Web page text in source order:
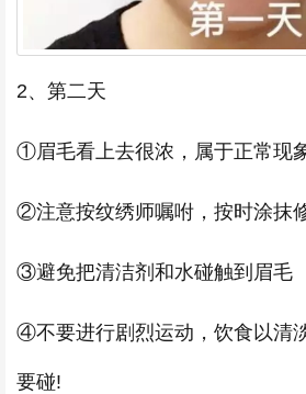
2、第二天
①眉毛看上去很浓，属于正常现
②注意按纹绣师嘱咐，按时涂抹
③避免把清洁剂和水碰触到眉毛
④不要进行剧烈运动，饮食以清
要碰!